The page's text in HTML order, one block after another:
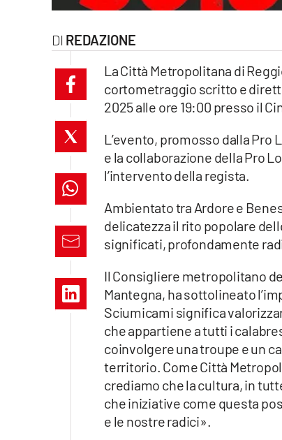
ilvibonese.it
catanzarochannel.it
lacapitalenews.it
Vai
REDAZIONE
La Città Metropolitana di
cortometraggio scritto e
2025 alle ore 19:00 presso il
L’evento, promosso dalla Pro
e la collaborazione della Pro
l’intervento della regista.
Ambientato tra Ardore e
delicatezza il rito popolare
significati, profondamente
Il Consigliere metropolitano
Mantegna, ha sottolineato
Sciumicami significa
che appartiene a tutti i
coinvolgere una troupe e un
territorio. Come Città
crediamo che la cultura, in
che iniziative come questa
e le nostre radici».